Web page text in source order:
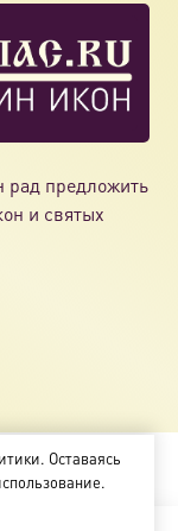
рад предложить
и святых
Оставаясь